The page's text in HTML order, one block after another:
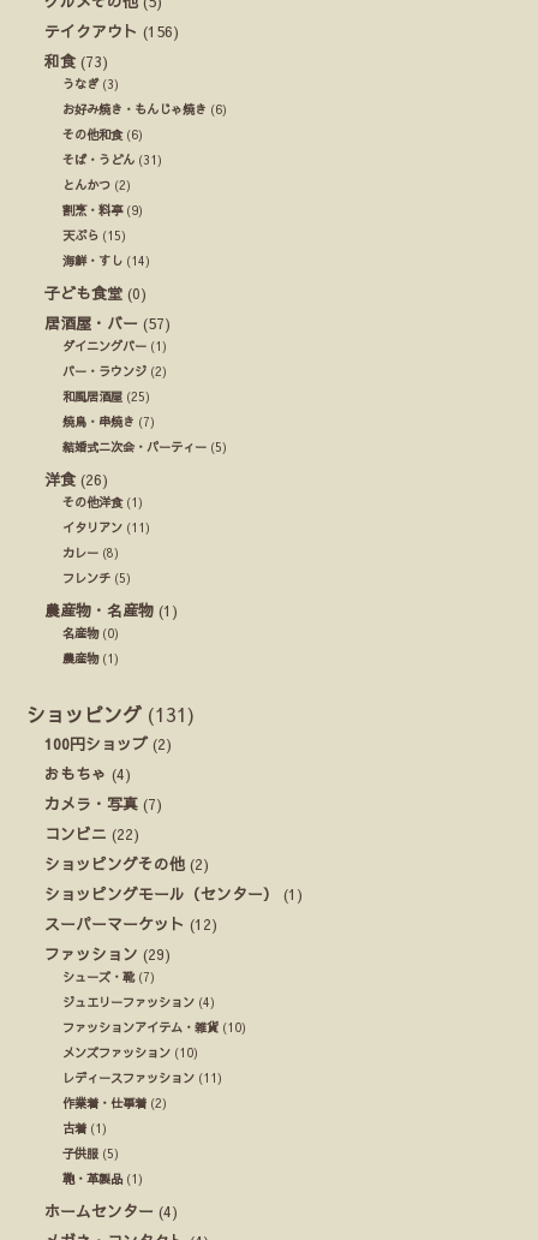
テイクアウト (156)
和食 (73)
うなぎ(3)
お好み焼き・もんじゃ焼き (6)
その他和食(6)
そば・うどん (31)
とんかつ (2)
割烹・料亭(9)
天ぷら (15)
海鮮・すし (14)
子ども食堂 (0)
居酒屋・バー (57)
ダイニングバー (1)
バー・ラウンジ (2)
和風居酒屋 (25)
焼鳥・串焼き (7)
結婚式ニ次会・パーティー (5)
洋食 (26)
その他洋食(1)
イタリアン (11)
カレー (8)
フレンチ (5)
農産物・名産物 (1)
名産物(0)
農産物(1)
ショッピング (131)
100円ショップ (2)
おもちゃ (4)
カメラ・写真 (7)
コンビニ (22)
ショッピングその他 (2)
ショッピングモール（センター）
(1)
スーパーマーケット (12)
ファッション (29)
シューズ・靴(7)
ジュエリーファッション (4)
ファッションアイテム・雑貨 (10)
メンズファッション (10)
レディースファッション (11)
作業着・仕事着 (2)
古着 (1)
子供服 (5)
鞄・革製品 (1)
ホームセンター (4)